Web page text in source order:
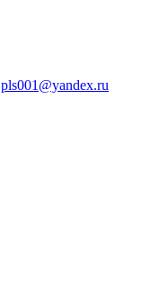
pls001@yandex.ru